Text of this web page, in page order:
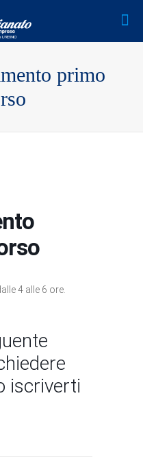
primo
4 alle 6 ore.
iscriverti